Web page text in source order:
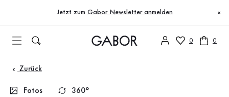
Zum Inhaltsverzeichnis
Zur Hauptnavigation
Jetzt zum Gabor Newsletter anmelden ×
0 0
Zurück
Fotos 360°